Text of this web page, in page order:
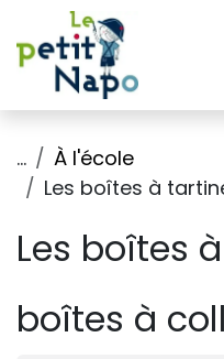
Se rendre au
...
À l'école
Les boîtes à
Les boîtes
boîtes à